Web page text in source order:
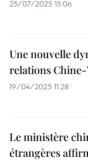
25/07/2025 15:06
Une nouvelle
relations
19/04/2025 11:28
Le ministère
étrangères